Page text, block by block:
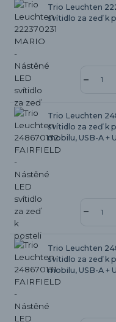
Trio Leuchten
svítidlo za zeď k
Trio Leuchten
svítidlo za zeď k
mobilu, USB-A +
Trio Leuchten
svítidlo za zeď k
mobilu, USB-A +